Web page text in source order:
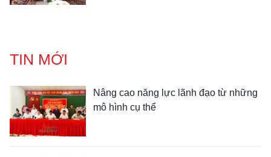
TIN MỚI
Nâng cao năng lực lãnh đạo từ những
mô hình cụ thể